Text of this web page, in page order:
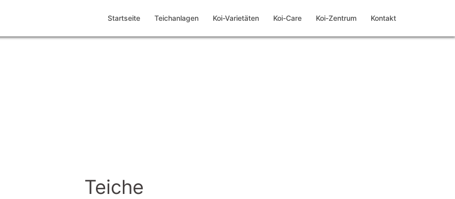
Startseite Teichanlagen Koi-Varietäten Koi-Care Koi-Zentrum Kontakt
Teiche